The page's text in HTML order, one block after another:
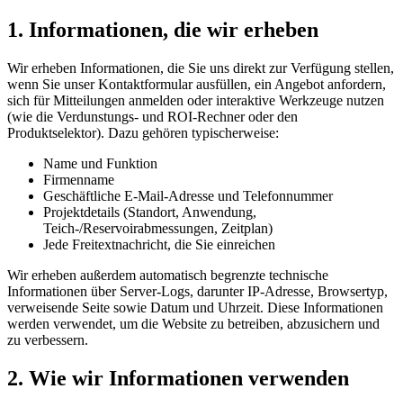
1. Informationen, die wir erheben
Wir erheben Informationen, die Sie uns direkt zur Verfügung stellen,
wenn Sie unser Kontaktformular ausfüllen, ein Angebot anfordern,
sich für Mitteilungen anmelden oder interaktive Werkzeuge nutzen
(wie die Verdunstungs- und ROI-Rechner oder den
Produktselektor). Dazu gehören typischerweise:
Name und Funktion
Firmenname
Geschäftliche E-Mail-Adresse und Telefonnummer
Projektdetails (Standort, Anwendung,
Teich-/Reservoirabmessungen, Zeitplan)
Jede Freitextnachricht, die Sie einreichen
Wir erheben außerdem automatisch begrenzte technische
Informationen über Server-Logs, darunter IP-Adresse, Browsertyp,
verweisende Seite sowie Datum und Uhrzeit. Diese Informationen
werden verwendet, um die Website zu betreiben, abzusichern und
zu verbessern.
2. Wie wir Informationen verwenden